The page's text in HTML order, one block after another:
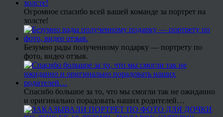
Огромное спасибо всей вашей команде за портрет на
холсте!
Безумно рады полученному подарку — портрету по
фото, видео отзыв.
Спасибо большое за то, что мы смогли так не ожиданно
и оригинально порадовать наших родителей…